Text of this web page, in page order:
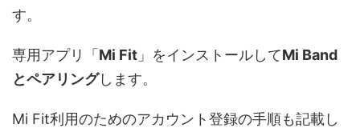
す。
専用アプリ「 Mi Fit 」をインストールしてMi Band
とペアリングします。
Mi Fit利用のためのアカウント登録の手順も記載し